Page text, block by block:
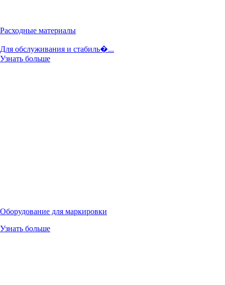
Расходные материалы
Для обслуживания и стабиль�...
Узнать больше
Оборудование для маркировки
Узнать больше